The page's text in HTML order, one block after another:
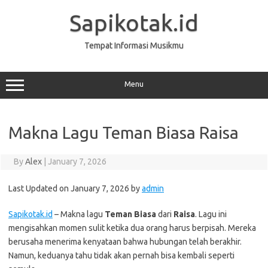
Sapikotak.id
Tempat Informasi Musikmu
Menu
Makna Lagu Teman Biasa Raisa
ByAlex January 7, 2026
Last Updated on January 7, 2026 byadmin
Sapikotak.id – Makna lagu Teman Biasadari Raisa. Lagu ini
mengisahkan momen sulit ketika dua orang harus berpisah. Mereka
berusaha menerima kenyataan bahwa hubungan telah berakhir.
Namun, keduanya tahu tidak akan pernah bisa kembali seperti